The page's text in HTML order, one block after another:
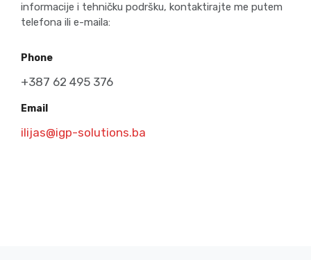
informacije i tehničku podršku, kontaktirajte me putem
telefona ili e-maila:
Phone
+387 62 495 376
Email
ilijas@igp-solutions.ba